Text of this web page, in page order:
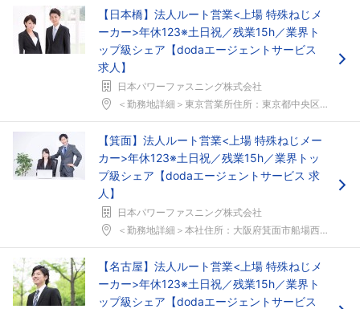
フォローしました
こちらの企業もフォローしませんか？
【日本橋】法人ルート営業<上場 特殊ねじメ
ーカー>年休123※土日祝／残業15h／業界ト
ップ級シェア【dodaエージェントサービス
求人】
日本パワーファスニング株式会社
＜勤務地詳細＞東京営業所住所：東京都中央区日本橋箱...
【箕面】法人ルート営業<上場 特殊ねじメー
カー>年休123※土日祝／残業15h／業界トッ
プ級シェア【dodaエージェントサービス 求
人】
日本パワーファスニング株式会社
＜勤務地詳細＞本社住所：大阪府箕面市船場西1-8-...
【名古屋】法人ルート営業<上場 特殊ねじメ
ーカー>年休123※土日祝／残業15h／業界ト
ップ級シェア【dodaエージェントサービス